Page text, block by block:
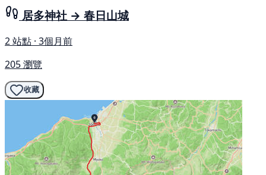
居多神社 → 春日山城
2 站點 · 3個月前
205 瀏覽
收藏